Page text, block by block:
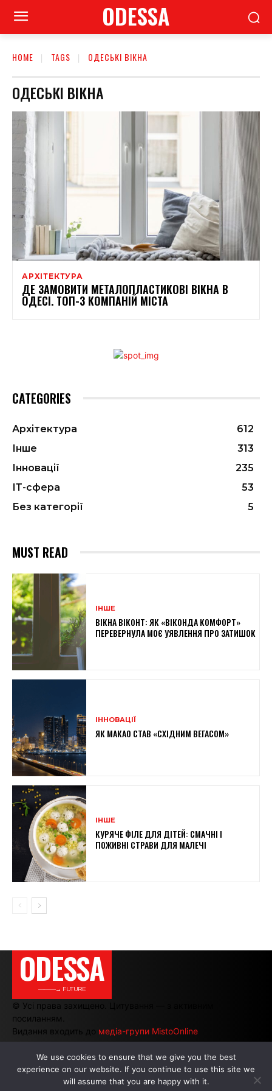
ODESSA
HOME TAGS ОДЕСЬКІ ВІКНА
ОДЕСЬКІ ВІКНА
АРХІТЕКТУРА
ДЕ ЗАМОВИТИ МЕТАЛОПЛАСТИКОВІ ВІКНА В
ОДЕСІ. ТОП-3 КОМПАНІЙ МІСТА
CATEGORIES
Архітектура
612
Інше
313
Інновації
235
ІТ-сфера
53
Без категорії
5
MUST READ
ІНШЕ
ВІКНА ВІКОНТ: ЯК «ВІКОНДА КОМФОРТ»
ПЕРЕВЕРНУЛА МОЄ УЯВЛЕННЯ ПРО ЗАТИШОК
ІННОВАЦІЇ
ЯК МАКАО СТАВ «СХІДНИМ ВЕГАСОМ»
ІНШЕ
КУРЯЧЕ ФІЛЕ ДЛЯ ДІТЕЙ: СМАЧНІ І
ПОЖИВНІ СТРАВИ ДЛЯ МАЛЕЧІ
ODESSA
———→ FUTURE
© Усі права захищено. Цитування — з активним
посиланням.
Видання входить до медіа-групи MistoOnline
АВТОРИ | РЕКЛАМА НА САЙТІ
We use cookies to ensure that we give you the best
experience on our website. If you continue to use this site we
will assume that you are happy with it.